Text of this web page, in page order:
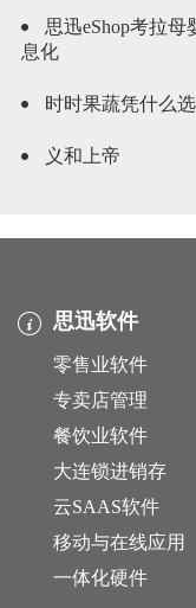
思迅eShop考拉
息化
时时果蔬凭什么
义和上帝
思迅软件
零售业软件
专卖店管理
餐饮业软件
大连锁进销存
云SAAS软件
移动与在线应用
一体化硬件